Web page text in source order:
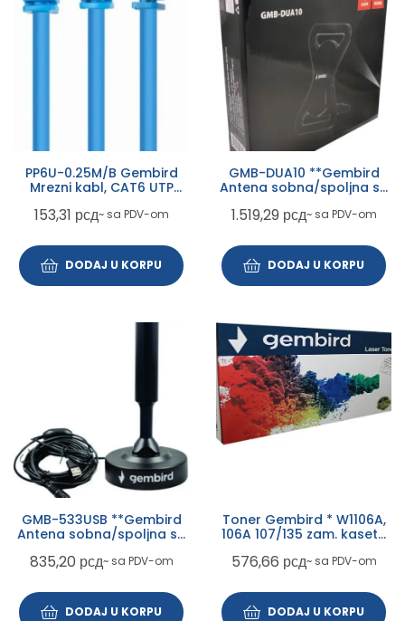
PP6U-0.25M/B Gembird
Mrezni kabl, CAT6 UTP
153,31 рсд~ sa PDV-om
DODAJ U KORPU
GMB-DUA10 **Gembird
Antena sobna/spoljna sa
dobit 36dB sa kablom 10m
1.519,29 рсд~ sa PDV-om
DODAJ U KORPU
GMB-533USB **Gembird
Antena sobna/spoljna sa
21dB, visina 15cm, USB, 5m
835,20 рсд~ sa PDV-om
DODAJ U KORPU
Toner Gembird * W1106A,
106A 107/135 zam. kaseta
576,66 рсд~ sa PDV-om
DODAJ U KORPU